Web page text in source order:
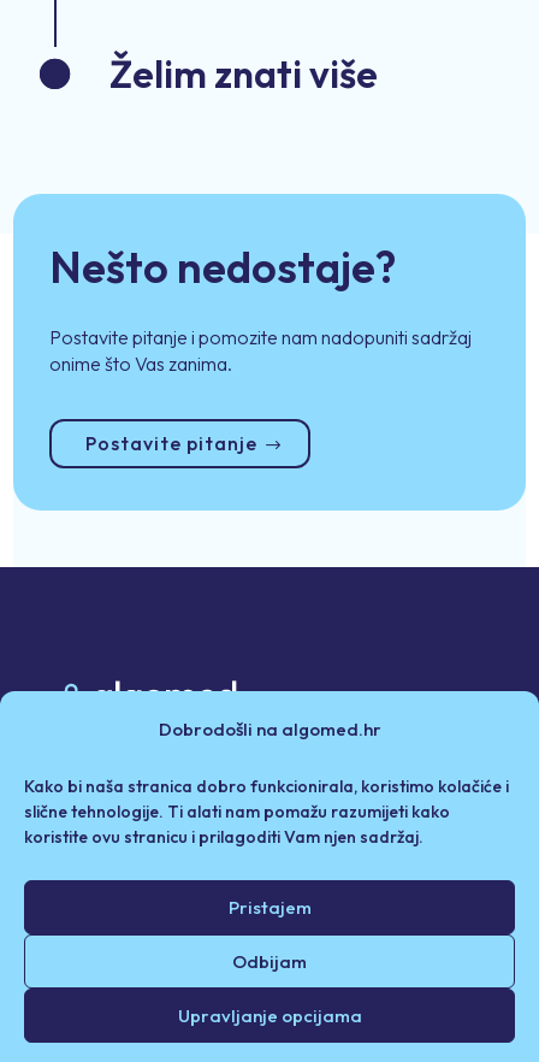
Dobrodošli na algomed.hr
Kako bi naša stranica dobro funkcionirala, koristimo kolačiće i
slične tehnologije. Ti alati nam pomažu razumijeti kako
koristite ovu stranicu i prilagoditi Vam njen sadržaj.
Pristajem
Odbijam
Upravljanje opcijama
Želim znati više
Nešto nedostaje?
Postavite pitanje i pomozite nam nadopuniti sadržaj
onime što Vas zanima.
Postavite pitanje
Politika privatnosti i kolačići
Iza Algomeda
Odricanje od odgovornosti / Uvjeti korištenja
© 2026. Algomed d.o.o. Sva prava pridržana.
Designed byswipe.hr